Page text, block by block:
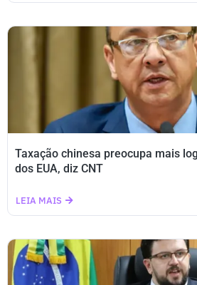
Taxação chinesa preocupa mais
dos EUA, diz CNT
LEIA MAIS